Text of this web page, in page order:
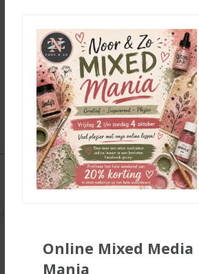
Online Mixed Media
Mania